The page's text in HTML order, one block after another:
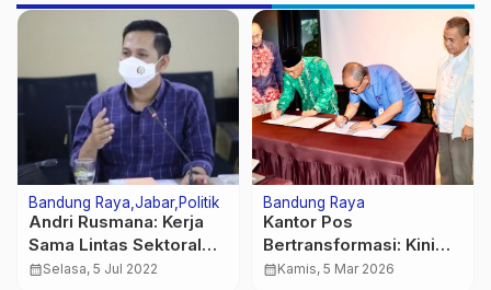
Bandung Raya Jabar Politik
Andri Rusmana: Kerja
Sama Lintas Sektoral
Jadi Kunci Perangi
calendar_monthSelasa, 5 Jul 2022
Bandung Raya
Kantor Pos
Bertransformasi: Kini
Jadi Tempat Ujian
calendar_monthKamis, 5 Mar 2026